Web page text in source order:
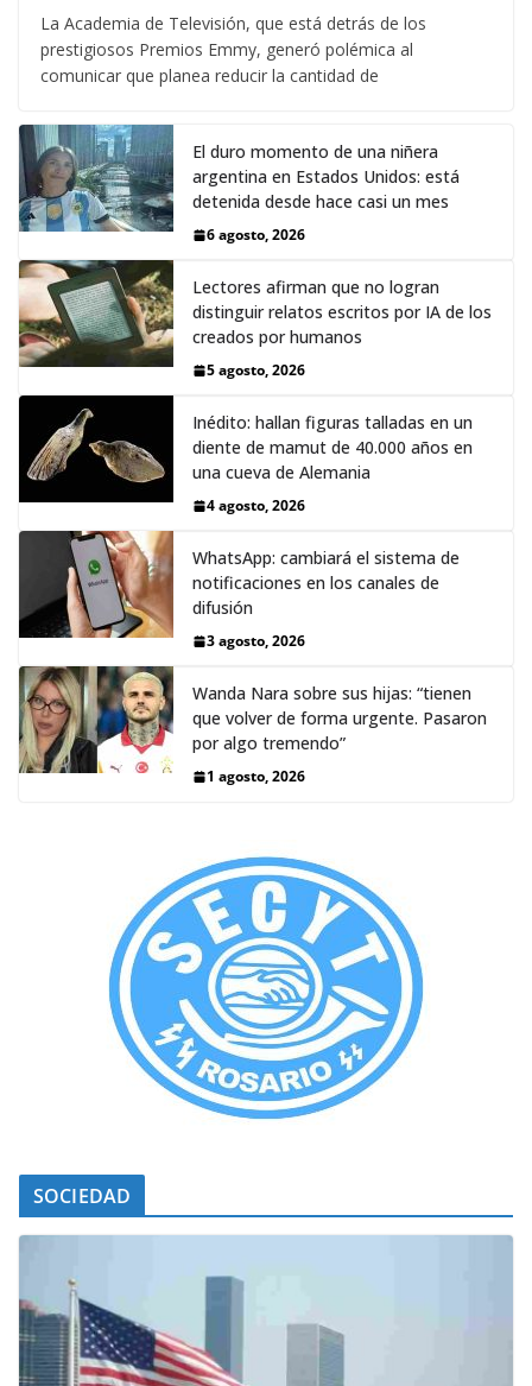
La Academia de Televisión, que está detrás de los
prestigiosos Premios Emmy, generó polémica al
comunicar que planea reducir la cantidad de
El duro momento de una niñera
argentina en Estados Unidos: está
detenida desde hace casi un mes
6 agosto, 2026
Lectores afirman que no logran
distinguir relatos escritos por IA de los
creados por humanos
5 agosto, 2026
Inédito: hallan figuras talladas en un
diente de mamut de 40.000 años en
una cueva de Alemania
4 agosto, 2026
WhatsApp: cambiará el sistema de
notificaciones en los canales de
difusión
3 agosto, 2026
Wanda Nara sobre sus hijas: “tienen
que volver de forma urgente. Pasaron
por algo tremendo”
1 agosto, 2026
SOCIEDAD